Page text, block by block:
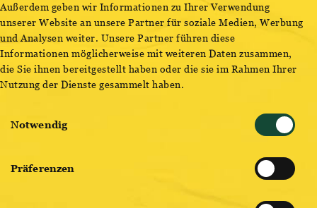
Hellsehen war nie ein MiA.-Ding.
Dafür ist einfach alles immer viel zu sehr hier und jetzt.
In diesem Hier und Jetzt haben sich MiA. von Anfang an
auf ihre ganz eigene Art bewegt – im freien Raum
gemeinsamen Nenner in der Musik, in ihrer Beziehung
zueinander und der Welt da draußen.
In 2024 wird dieser gemeinsame Nenner neu bestimmt.
Mit neuem Geist, neuem Status und neuer Musik geht es
Außerdem geben wir Informationen zu Ihrer Verwendung
unserer Website an unsere Partner für soziale Medien, Werbung
und Analysen weiter. Unsere Partner führen diese
Informationen möglicherweise mit weiteren Daten zusammen,
die Sie ihnen bereitgestellt haben oder die sie im Rahmen Ihrer
Nutzung der Dienste gesammelt haben.
Notwendig
Präferenzen